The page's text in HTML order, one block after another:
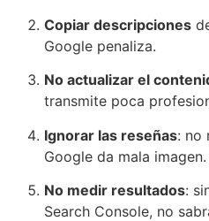
Copiar descripciones
Google penaliza.
No actualizar el
transmite poca
Ignorar las reseñas: no
Google da mala imagen.
No medir resultados:
Search Console, no